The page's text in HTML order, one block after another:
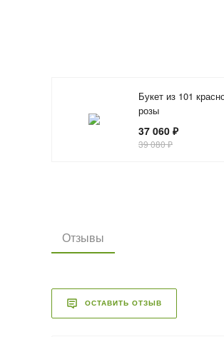
Букет из 101
розы
37 060 ₽
39 080 ₽
Отзывы
ОСТАВИТЬ ОТЗЫВ